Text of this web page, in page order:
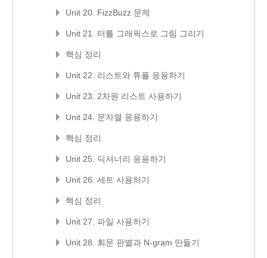
Unit 20. FizzBuzz 문제
Unit 21. 터틀 그래픽스로 그림 그리기
핵심 정리
Unit 22. 리스트와 튜플 응용하기
Unit 23. 2차원 리스트 사용하기
Unit 24. 문자열 응용하기
핵심 정리
Unit 25. 딕셔너리 응용하기
Unit 26. 세트 사용하기
핵심 정리
Unit 27. 파일 사용하기
Unit 28. 회문 판별과 N-gram 만들기